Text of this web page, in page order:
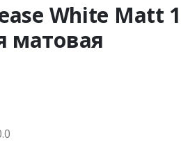
White Matt
матовая